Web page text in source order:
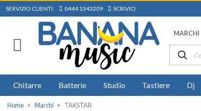
SERVIZIO CLIENTI: 0444 1343209 SCRIVICI
MARCHI
Chitarre Batterie Studio Tastiere Dj
Home Marchi TAKSTAR